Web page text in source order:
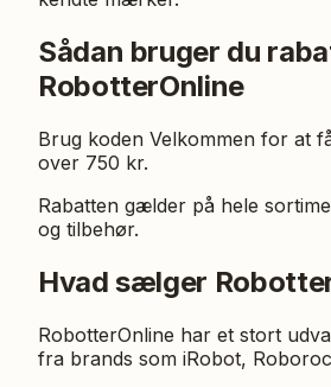
Sådan bruger du
RobotterOnline
Brug koden Velkommen for at
over 750 kr.
Rabatten gælder på hele
og tilbehør.
Hvad sælger
RobotterOnline har et stort
fra brands som iRobot,